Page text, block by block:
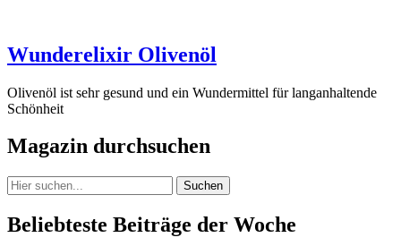
Wunderelixir Olivenöl
Olivenöl ist sehr gesund und ein Wundermittel für langanhaltende
Schönheit
Magazin durchsuchen
Suchen
Beliebteste Beiträge der Woche